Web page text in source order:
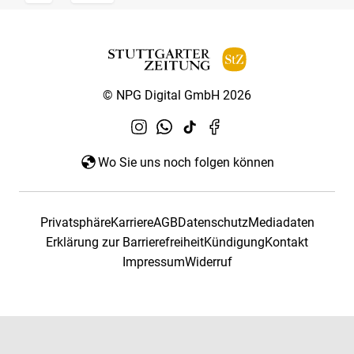
© NPG Digital GmbH 2026
Wo Sie uns noch folgen können
PrivatsphäreKarriereAGBDatenschutzMediadaten
Erklärung zur BarrierefreiheitKündigungKontakt
ImpressumWiderruf